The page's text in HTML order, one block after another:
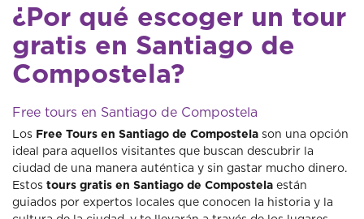
¿Por qué escoger un tour
gratis en Santiago de
Compostela?
Free tours en Santiago de Compostela
Los Free Tours en Santiago de Compostela son una opción
ideal para aquellos visitantes que buscan descubrir la
ciudad de una manera auténtica y sin gastar mucho dinero.
Estos tours gratis en Santiago de Compostela están
guiados por expertos locales que conocen la historia y la